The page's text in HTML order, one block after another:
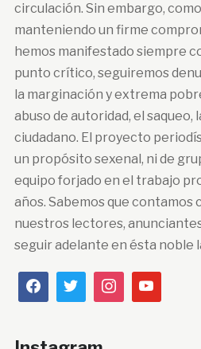
circulación. Sin embargo,
manteniendo un firme
hemos manifestado siempre
punto crítico, seguiremos
la marginación y extrema
abuso de autoridad, el
ciudadano. El proyecto
un propósito sexenal, ni de
equipo forjado en el trabajo
años. Sabemos que contamos
nuestros lectores,
seguir adelante en ésta noble